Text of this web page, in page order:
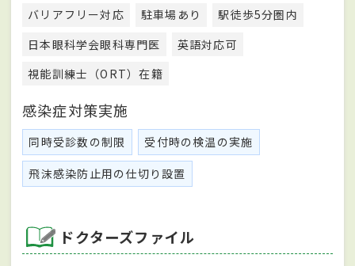
バリアフリー対応 駐車場あり
駅徒歩5分圏内
日本眼科学会眼科専門医
英語対応可
視能訓練士（ORT）在籍
感染症対策実施
同時受診数の制限 受付時の検温の実施
飛沫感染防止用の仕切り設置
ドクターズファイル